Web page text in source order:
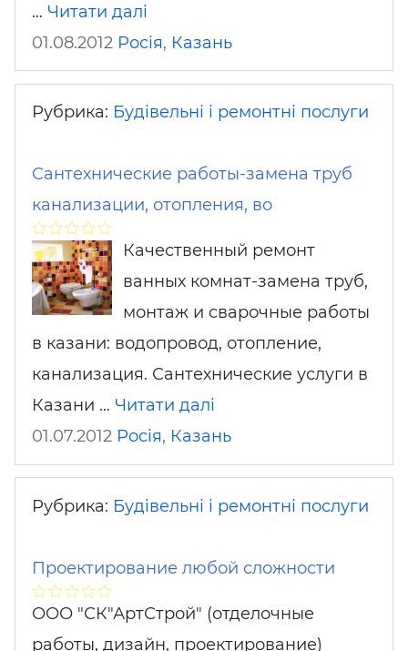
… Читати далі
01.08.2012 Росія, Казань
Рубрика: Будівельні і ремонтні послуги
Cантехнические работы-замена труб
канализации, отопления, во
Качественный ремонт
ванных комнат-замена труб,
монтаж и сварочные работы
в казани: водопровод, отопление,
канализация. Сантехнические услуги в
Казани … Читати далі
01.07.2012 Росія, Казань
Рубрика: Будівельні і ремонтні послуги
Проектирование любой сложности
ООО "СК"АртСтрой" (отделочные
работы, дизайн, проектирование)